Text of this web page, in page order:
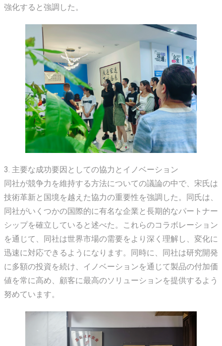
強化すると強調した。
3. 主要な成功要因としての協力とイノベーション
同社が競争力を維持する方法についての議論の中で、宋氏は
技術革新と国境を越えた協力の重要性を強調した。同氏は、
同社がいくつかの国際的に有名な企業と長期的なパートナー
シップを確立していると述べた。これらのコラボレーション
を通じて、同社は世界市場の需要をより深く理解し、変化に
迅速に対応できるようになります。同時に、同社は研究開発
に多額の投資を続け、イノベーションを通じて製品の付加価
値を常に高め、顧客に最高のソリューションを提供するよう
努めています。